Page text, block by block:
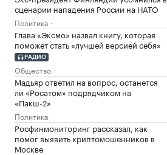
сценарии нападения России на НАТО
Политика
Глава «Эксмо» назвал книгу, которая
поможет стать «лучшей версией себя»
РАДИО
Общество
Мадьяр ответил на вопрос, останется
ли «Росатом» подрядчиком на
«Пакш-2»
Политика
Росфинмониторинг рассказал, как
помог выявить криптомошенников в
Москве